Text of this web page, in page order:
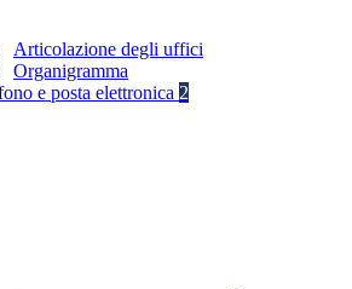
Articolazione degli uffici
Organigramma
e posta elettronica 2